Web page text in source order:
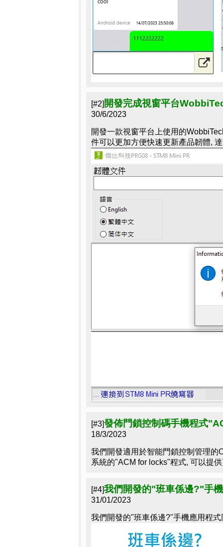
[#2] 開發完成視窗平台
30/6/2023
開發一款視窗平台上使用的
件可以更加方便快速更新產品韌體,
[#3]發佈門鎖控制碼手機程式
18/3/2023
我們開發適用於智能門鎖控制管理的
系統的"ACM for locks"程式, 可以提
[#4]我們開發的"班車係邊?"手
31/01/2023
我們開發的"班車係邊?"手機應用程